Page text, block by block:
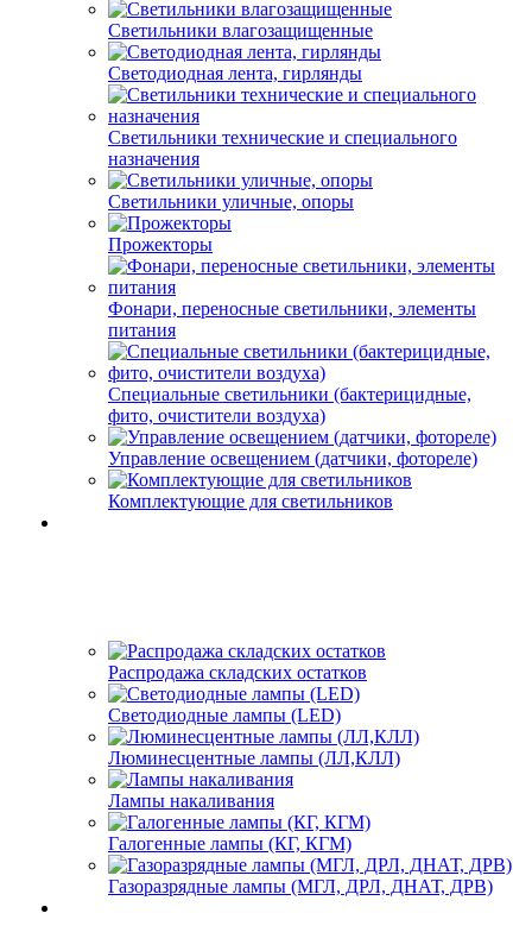
Светильники влагозащищенные
Светодиодная лента, гирлянды
Светильники технические и специального
назначения
Светильники уличные, опоры
Прожекторы
Фонари, переносные светильники, элементы
питания
Специальные светильники (бактерицидные,
фито, очистители воздуха)
Управление освещением (датчики, фотореле)
Комплектующие для светильников
Распродажа складских остатков
Светодиодные лампы (LED)
Люминесцентные лампы (ЛЛ,КЛЛ)
Лампы накаливания
Галогенные лампы (КГ, КГМ)
Газоразрядные лампы (МГЛ, ДРЛ, ДНАТ, ДРВ)